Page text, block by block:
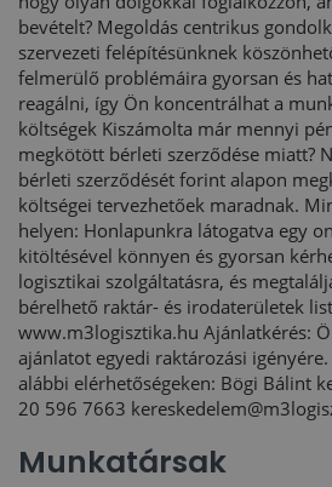
bevételt? Megoldás centrikus
szervezeti felépítésünknek
felmerülő problémáira gyorsan és
reagálni, így Ön koncentrálhat a
költségek Kiszámolta már mennyi
megkötött bérleti szerződése miatt?
bérleti szerződését forint alapon
költségei tervezhetőek maradnak.
helyen: Honlapunkra látogatva egy
kitöltésével könnyen és gyorsan
logisztikai szolgáltatásra, és
bérelhető raktár- és irodaterületek
www.m3logisztika.hu Ajánlatkérés:
ajánlatot egyedi raktározási
alábbi elérhetőségeken: Bögi Bálint
20 596 7663
Munkatársak